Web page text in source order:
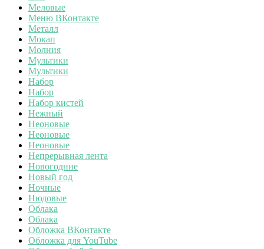
Меловые
Меню ВКонтакте
Металл
Мокап
Молния
Мультики
Мультики
Набор
Набор
Набор кистей
Нежный
Неоновые
Неоновые
Неоновые
Непрерывная лента
Новогодние
Новый год
Ночные
Нюдовые
Облака
Облака
Обложка ВКонтакте
Обложка для YouTube